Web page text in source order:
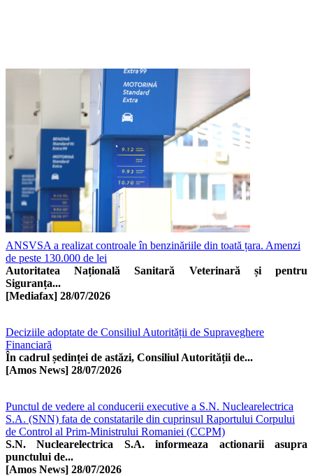
ANSVSA a realizat controale în benzinăriile din toată țara. Amenzi
de peste 130.000 de lei
Autoritatea Națională Sanitară Veterinară și pentru
Siguranța...
[Mediafax] 28/07/2026
Deciziile adoptate de Consiliul Autorității de Supraveghere
Financiară
În cadrul ședinței de astăzi, Consiliul Autorității de...
[Amos News] 28/07/2026
Punctul de vedere al conducerii executive a S.N. Nuclearelectrica
S.A. (SNN) fata de constatarile din cuprinsul Raportului Corpului
de Control al Prim-Ministrului Romaniei (CCPM)
S.N. Nuclearelectrica S.A. informeaza actionarii asupra
punctului de...
[Amos News] 28/07/2026